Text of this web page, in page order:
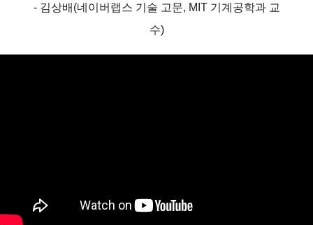
- 김상배(네이버랩스 기술 고문, MIT 기계공학과 교
수)